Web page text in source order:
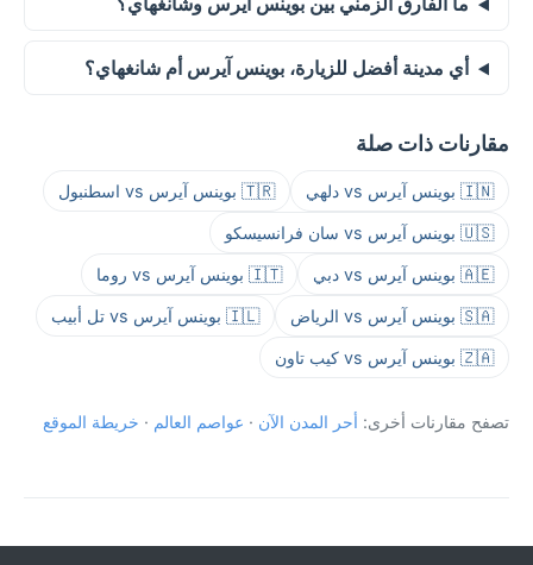
أي مدينة أفضل للزيارة، بوينس آيرس أم شانغهاي؟
مقارنات ذات صلة
🇮🇳 بوينس آيرس vs دلهي 🇹🇷 بوينس آيرس vs اسطنبول
🇺🇸 بوينس آيرس vs سان فرانسيسكو
🇦🇪 بوينس آيرس vs دبي 🇮🇹 بوينس آيرس vs روما
🇸🇦 بوينس آيرس vs الرياض 🇮🇱 بوينس آيرس vs تل أبيب
🇿🇦 بوينس آيرس vs كيب تاون
تصفح مقارنات أخرى: أحر المدن الآن · عواصم العالم · خريطة الموقع